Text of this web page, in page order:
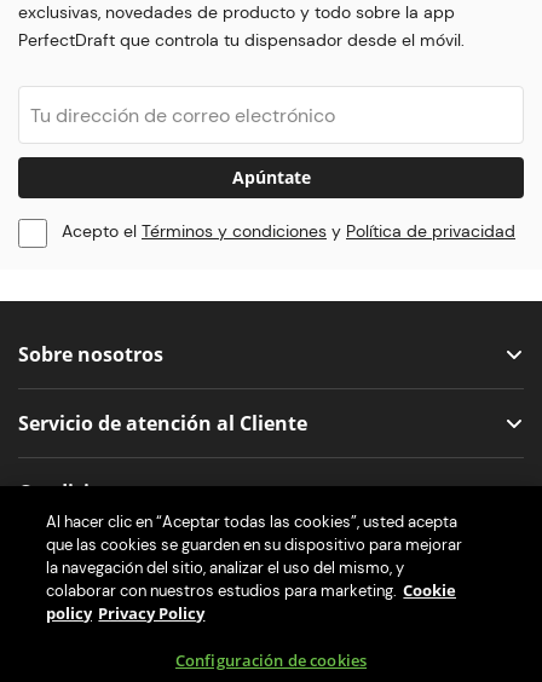
exclusivas, novedades de producto y todo sobre la app
PerfectDraft que controla tu dispensador desde el móvil.
Apúntate
Acepto el Términos y condiciones y Política de privacidad
Sobre nosotros
Servicio de atención al Cliente
Condiciones
Nos encuentras aquí
Al hacer clic en “Aceptar todas las cookies”, usted acepta
que las cookies se guarden en su dispositivo para mejorar
la navegación del sitio, analizar el uso del mismo, y
colaborar con nuestros estudios para marketing. Cookie
policy Privacy Policy
Configuración de cookies